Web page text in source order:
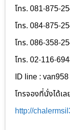
โทร. 081-875-
โทร. 084-875-
โทร. 086-358-
โทร. 02-116-
ID line : van958
โทรจองที่นั่งได้เ
http://